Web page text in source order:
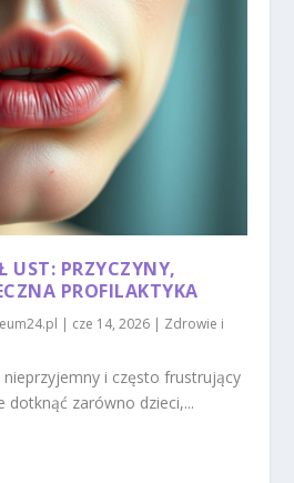
UST: PRZYCZYNY,
PROFILAKTYKA
| cze 14, 2026 | Zdrowie i
i często frustrujący
zarówno dzieci,...